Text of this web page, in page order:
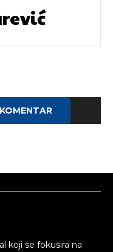
koji se fokusira na